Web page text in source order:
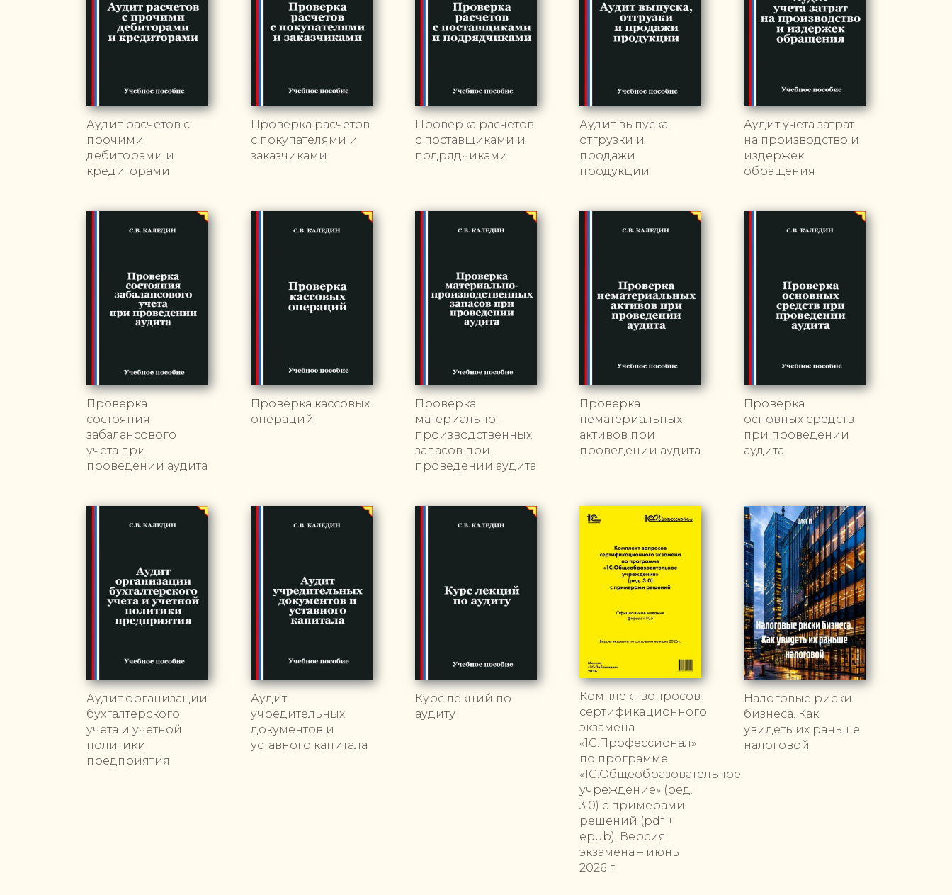
Аудит расчетов с
прочими
дебиторами и
кредиторами
Проверка расчетов
с покупателями и
заказчиками
Проверка расчетов
с поставщиками и
подрядчиками
Аудит выпуска,
отгрузки и
продажи
продукции
Аудит учета затрат
на производство и
издержек
обращения
Проверка
состояния
забалансового
учета при
проведении аудита
Проверка кассовых
операций
Проверка
материально-
производственных
запасов при
проведении аудита
Проверка
нематериальных
активов при
проведении аудита
Проверка
основных средств
при проведении
аудита
Аудит организации
бухгалтерского
учета и учетной
политики
предприятия
Аудит
учредительных
документов и
уставного капитала
Курс лекций по
аудиту
Комплект вопросов
сертификационного
экзамена
«1С:Профессионал»
по программе
«1С:Общеобразовательное
учреждение» (ред.
3.0) с примерами
решений (pdf +
epub). Версия
экзамена – июнь
2026 г.
Налоговые риски
бизнеса. Как
увидеть их раньше
налоговой